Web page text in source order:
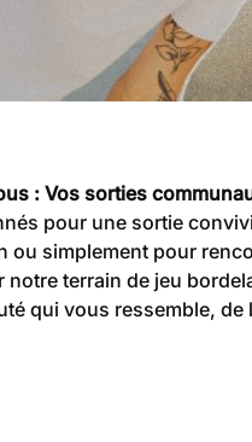
: Vos sorties
pour une sortie
ou simplement pour
terrain de jeu
qui vous ressemble, de